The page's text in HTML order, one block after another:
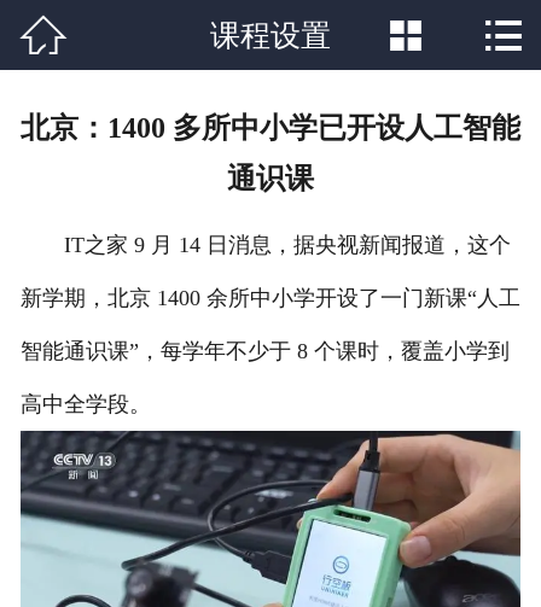
网站首页
联系我们
在线报名
 课程设置  
北京：1400 多所中小学已开设人工智能
通识课
IT之家 9 月 14 日消息，据央视新闻报道，这个
新学期，北京 1400 余所中小学开设了一门新课“人工
智能通识课”，每学年不少于 8 个课时，覆盖小学到
高中全学段。